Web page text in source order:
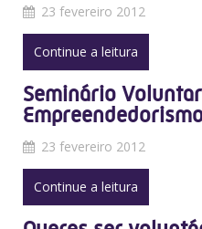
23 fevereiro 2012
Continue a leitura
Seminário
23 fevereiro 2012
Continue a leitura